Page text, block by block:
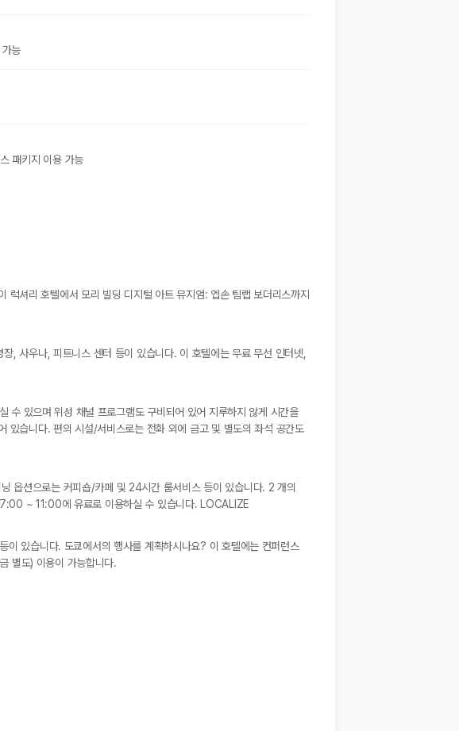
능
패키지 이용 가능
셔리 호텔에서 모리 빌딩 디지털 아트 뮤지엄: 엡손 팀랩 보더리스까지
, 사우나, 피트니스 센터 등이 있습니다. 이 호텔에는 무료 무선 인터넷,
수 있으며 위성 채널 프로그램도 구비되어 있어 지루하지 않게 시간을
있습니다. 편의 시설/서비스로는 전화 외에 금고 및 별도의 좌석 공간도
옵션으로는 커피숍/카페 및 24시간 룸서비스 등이 있습니다. 2 개의
~ 11:00에 유료로 이용하실 수 있습니다. LOCALIZE
있습니다. 도쿄에서의 행사를 계획하시나요? 이 호텔에는 컨퍼런스
별도) 이용이 가능합니다.